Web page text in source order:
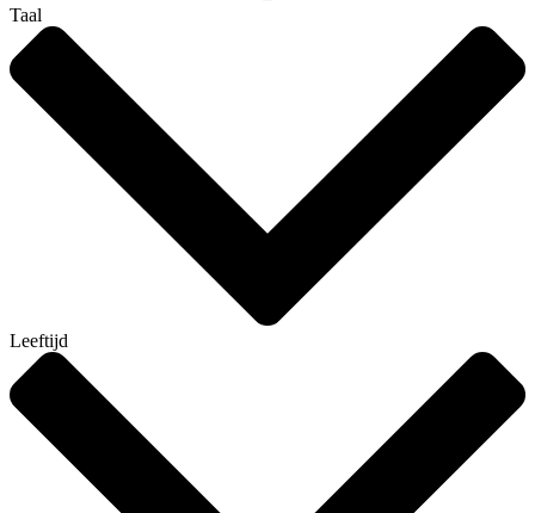
Taal
Leeftijd